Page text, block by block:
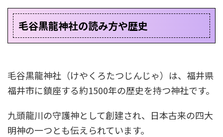
毛谷黒龍神社の読み方や歴史
毛谷黒龍神社（けやくろたつじんじゃ）は、福井県
福井市に鎮座する約1500年の歴史を持つ神社です。
九頭龍川の守護神として創建され、日本古来の四大
明神の一つとも伝えられています。